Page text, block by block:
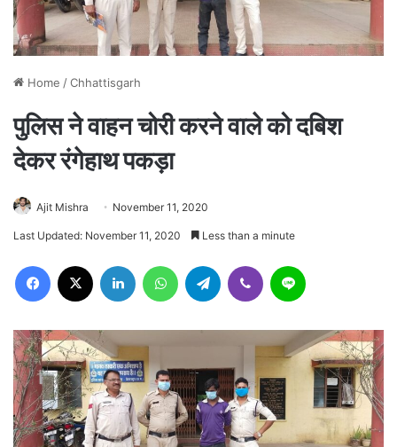
Home /Chhattisgarh
पुलिस ने वाहन चोरी करने वाले को दबिश
देकर रंगेहाथ पकड़ा
Ajit Mishra November 11, 2020
Last Updated: November 11, 2020 Less than a minute
Facebook LinkedIn WhatsAppTelegram Viber